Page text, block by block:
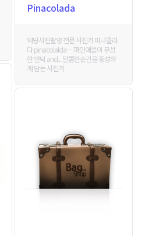
Pinacolada
웨딩사진촬영 전문 사진가 피나콜라
다 pinacolalda… 파인애플이 무성
한 언덕 and... 달콤한순간을 풍성하
게 담는 사진가